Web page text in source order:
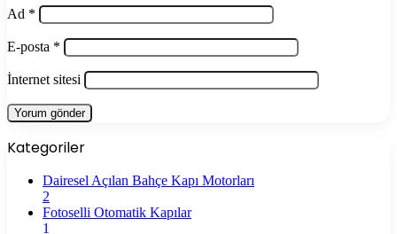
Ad *
E-posta *
İnternet sitesi
Kategoriler
Dairesel Açılan Bahçe Kapı Motorları
2
Fotoselli Otomatik Kapılar
1